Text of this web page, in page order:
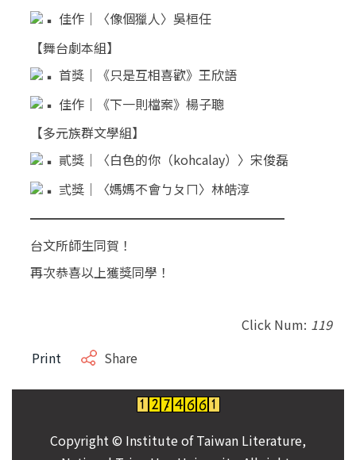
佳作｜〈像個獵人〉吳桓任
【舞台劇本組】
首獎｜《只是互相喜歡》王欣語
佳作｜《下一則檔案》楊子聰
【多元族群文學組】
貳獎｜〈白色的你（kohcalay）〉宋俊磊
弎獎｜〈媽媽不會ㄅㄆㄇ〉林皓淳
━━━━━━━━━━━━━━━━━━━━
台文所師生同賀！
再次恭喜以上獲獎同學！
Click Num: 119
Print
Share
Copyright © Institute of Taiwan Literature,